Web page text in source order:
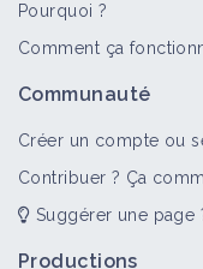
Pourquoi ?
Comment ça
Communauté
Créer un compte ou
Contribuer ? Ça
Suggérer une page
Productions